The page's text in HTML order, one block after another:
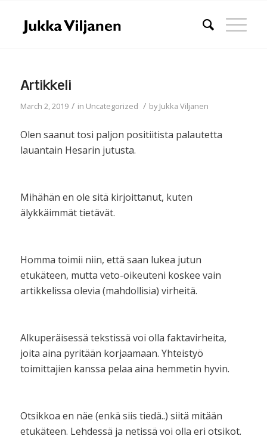
Artikkeli
March 2, 2019 / in Uncategorized / byJukka Viljanen
Olen saanut tosi paljon positiitista palautetta
lauantain Hesarin jutusta.
Mihähän en ole sitä kirjoittanut, kuten
älykkäimmät tietävät.
Homma toimii niin, että saan lukea jutun
etukäteen, mutta veto-oikeuteni koskee vain
artikkelissa olevia (mahdollisia) virheitä.
Alkuperäisessä tekstissä voi olla faktavirheita,
joita aina pyritään korjaamaan. Yhteistyö
toimittajien kanssa pelaa aina hemmetin hyvin.
Otsikkoa en näe (enkä siis tiedä..) siitä mitään
etukäteen. Lehdessä ja netissä voi olla eri otsikot.